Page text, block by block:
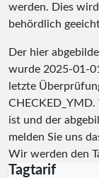
werden. Dies
behördlich
Der hier
wurde 2025-01-01
letzte
CHECKED_YMD.
ist und der
melden Sie uns
Wir werden den
Tagtarif